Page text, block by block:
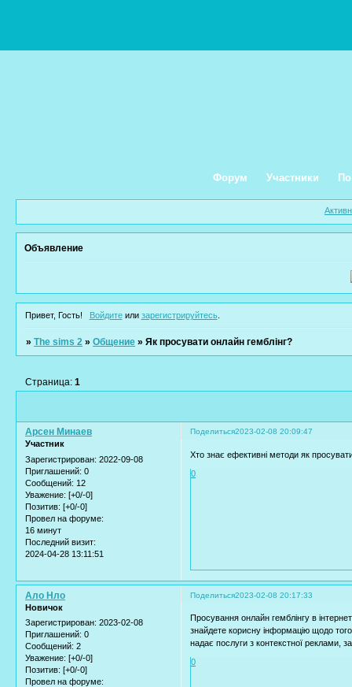
Форум Участники
Объявление
Привет, Гость! Войдитеили зарегистрируйтесь.
»The sims 2 »Общение »Як просувати онлайн гемблінг?
Страница:1
Поделиться2023-02-08 20:09:47
Арсен Минаев
Участник
Зарегистрирован: 2022-09-08
Приглашений: 0
Сообщений: 12
Уважение: [+0/-0]
Позитив: [+0/-0]
Провел на форуме:
16 минут
Последний визит:
2024-04-28 13:11:51
Хто знає ефективні методи як
0
Поделиться2023-02-08 20:17:33
Ало Нло
Новичок
Зарегистрирован: 2023-02-08
Приглашений: 0
Сообщений: 2
Уважение: [+0/-0]
Позитив: [+0/-0]
Провел на форуме:
Просування онлайн гемблінгу в
знайдете корисну інформацію щодо
надає послуги з контекстної реклами,
0